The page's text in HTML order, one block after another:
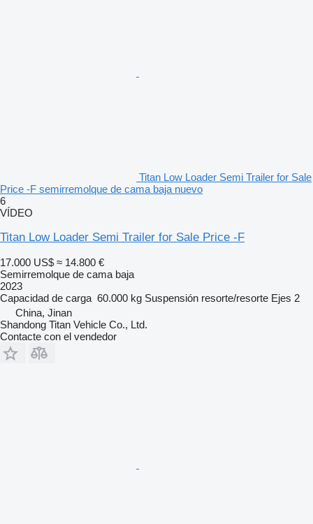
Titan Low Loader Semi Trailer for Sale
Price -F semirremolque de cama baja nuevo
6
VÍDEO
Titan Low Loader Semi Trailer for Sale Price -F
17.000 US$ ≈ 14.800 €
Semirremolque de cama baja
2023
Capacidad de carga 60.000 kg Suspensión resorte/resorte Ejes 2
China, Jinan
Shandong Titan Vehicle Co., Ltd.
Contacte con el vendedor